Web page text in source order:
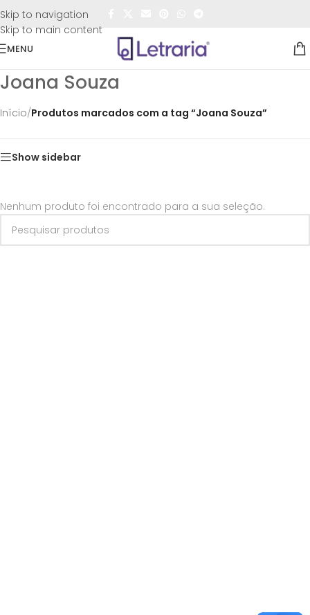
Skip to navigation
Skip to main content
FRETE GRÁTIS
MENU
Joana Souza
Início/Produtos marcados com a tag “Joana Souza”
Show sidebar
Nenhum produto foi encontrado para a sua seleção.